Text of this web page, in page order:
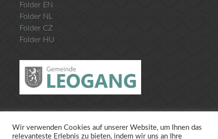
Folder EN
Folder NL
Folder CZ
Folder HU
Datenschutz Impressum
Wir verwenden Cookies auf unserer Website, um Ihnen das
relevanteste Erlebnis zu bieten, indem wir uns an Ihre